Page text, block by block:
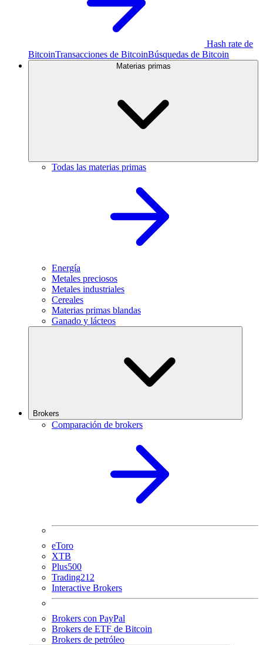
Hash rate de
BitcoinTransacciones de BitcoinBúsquedas de Bitcoin
Todas las materias primas
Energía
Metales preciosos
Metales industriales
Cereales
Materias primas blandas
Ganado y lácteos
Brokers
Comparación de brokers
eToro
XTB
Plus500
Trading212
Interactive Brokers
Brokers con PayPal
Brokers de ETF de Bitcoin
Brokers de petróleo